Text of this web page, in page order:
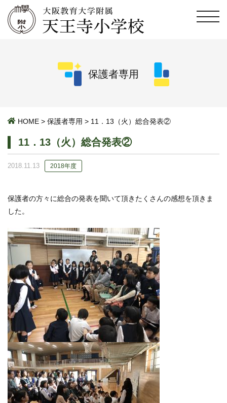
保護者専用
HOME > 保護者専用 > 11．13（火）総合発表②
11．13（火）総合発表②
2018.11.13 2018年度
保護者の方々に総合の発表を聞いて頂きたくさんの感想を頂きま
した。